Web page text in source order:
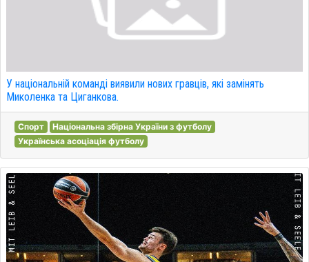
У національній команді виявили нових гравців, які замінять
Миколенка та Циганкова.
Спорт
Національна збірна України з футболу
Українська асоціація футболу